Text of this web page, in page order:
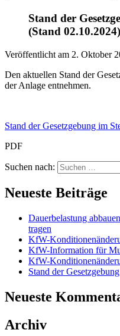
Stand der
(Stand 02.10.2024)
Veröffentlicht am 2. Oktober
Den aktuellen Stand der
der Anlage entnehmen.
Stand der Gesetzgebung im
PDF
Suchen nach:
Neueste Beiträge
Dauerbelastung
tragen
KfW-
KfW-Information für
KfW-
Stand der
Neueste
Archiv